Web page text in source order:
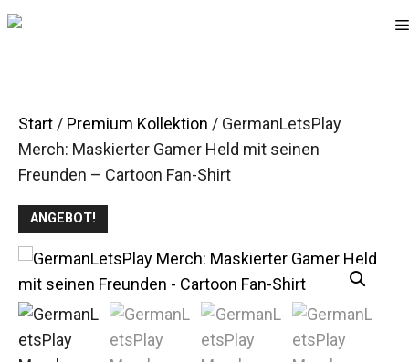
Zum
Start / Premium Kollektion / GermanLetsPlay
Merch: Maskierter Gamer Held mit seinen
Freunden – Cartoon Fan-Shirt
ANGEBOT!